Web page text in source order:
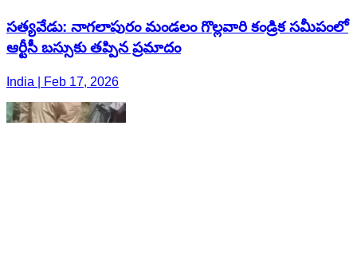
సత్యవేడు: నాగలాపురం మండలం గొల్లవారి కండ్రిక సమీపంలో
ఆర్టీసీ బస్సుకు తప్పిన ప్రమాదం
India | Feb 17, 2026